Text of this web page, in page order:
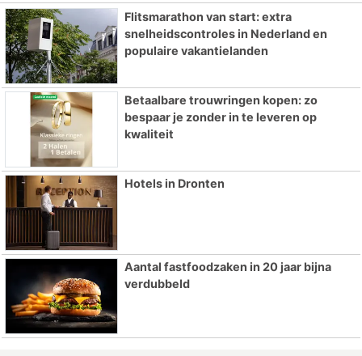
Flitsmarathon van start: extra
snelheidscontroles in Nederland en
populaire vakantielanden
Betaalbare trouwringen kopen: zo
bespaar je zonder in te leveren op
kwaliteit
Hotels in Dronten
Aantal fastfoodzaken in 20 jaar bijna
verdubbeld